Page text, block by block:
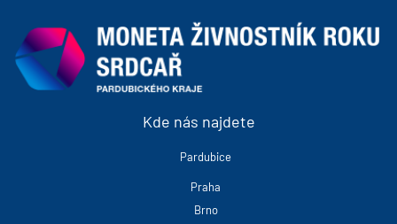
Kde nás najdete
Pardubice
Praha
Brno